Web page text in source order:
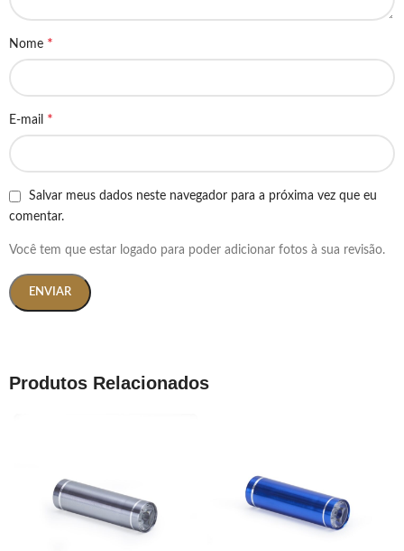
Nome *
E-mail *
Salvar meus dados neste navegador para a próxima vez que eu
comentar.
Você tem que estar logado para poder adicionar fotos à sua revisão.
Produtos Relacionados